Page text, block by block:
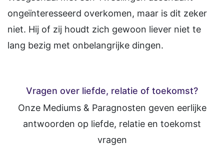
ongeïnteresseerd overkomen, maar is dit zeker
niet. Hij of zij houdt zich gewoon liever niet te
lang bezig met onbelangrijke dingen.
Vragen over liefde, relatie of toekomst?
Onze Mediums & Paragnosten geven eerlijke
antwoorden op liefde, relatie en toekomst
vragen